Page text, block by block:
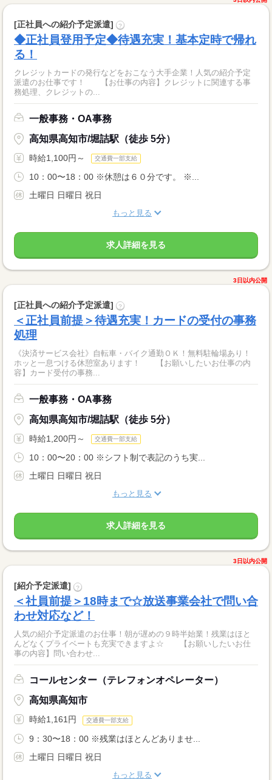
[正社員への紹介予定派遣] ?
◆正社員登用予定◆待遇充実！基本定時で帰れ
る！
クレジットカードの発行などをおこなう大手企業！人気の紹介予定
派遣のお仕事です！ 【お仕事の内容】クレジットに関連する事
務処理、クレジットの...
一般事務・OA事務
高知県高知市/堀詰駅（徒歩 5分）
時給1,100円～ 交通費一部支給
10：00〜18：00 ※休憩は６０分です。 ※...
土曜日 日曜日 祝日
もっと見る
求人詳細を見る
3日以内公開
[正社員への紹介予定派遣] ?
＜正社員前提＞待遇充実！カードの受付の事務
処理
《決済サービス会社》自転車・バイク通勤ＯＫ！無料駐輪場あり！
ホッと一息つける休憩室あります！ 【お願いしたいお仕事の内
容】カード受付の事務...
一般事務・OA事務
高知県高知市/堀詰駅（徒歩 5分）
時給1,200円～ 交通費一部支給
10：00〜20：00 ※シフト制で表記のうち実...
土曜日 日曜日 祝日
もっと見る
求人詳細を見る
3日以内公開
[紹介予定派遣] ?
＜社員前提＞18時まで☆放送事業会社で問い合
わせ対応など！
人気の紹介予定派遣のお仕事！朝が遅めの９時半始業！残業はほと
んどなくプライベートも充実できますよ☆ 【お願いしたいお仕
事の内容】問い合わせ...
コールセンター（テレフォンオペレーター）
高知県高知市
時給1,161円 交通費一部支給
9：30〜18：00 ※残業はほとんどありませ...
土曜日 日曜日 祝日
もっと見る